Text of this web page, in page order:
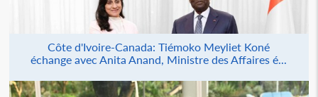
Côte d'Ivoire-Canada: Tiémoko Meyliet Koné
échange avec Anita Anand, Ministre des Affaires é...